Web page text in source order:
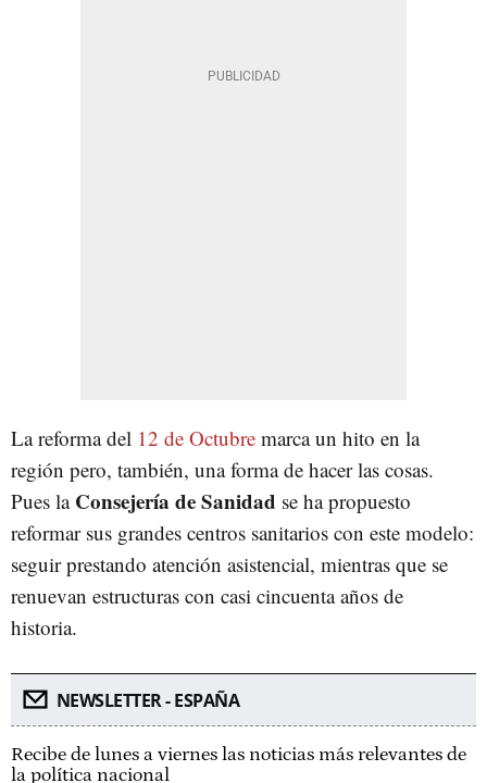
La reforma del 12 de Octubre marca un hito en la
región pero, también, una forma de hacer las cosas.
Pues la Consejería de Sanidad se ha propuesto
reformar sus grandes centros sanitarios con este modelo:
seguir prestando atención asistencial, mientras que se
renuevan estructuras con casi cincuenta años de
historia.
NEWSLETTER - ESPAÑA
Recibe de lunes a viernes las noticias más relevantes de
la política nacional